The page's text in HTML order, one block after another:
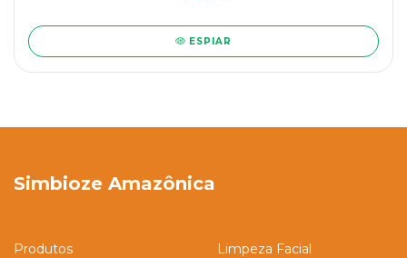
ESPIAR
Simbioze Amazônica
Produtos Limpeza Facial